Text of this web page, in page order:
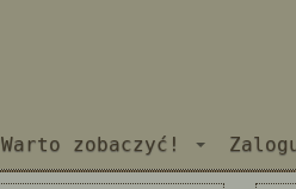
Warto zobaczyć!